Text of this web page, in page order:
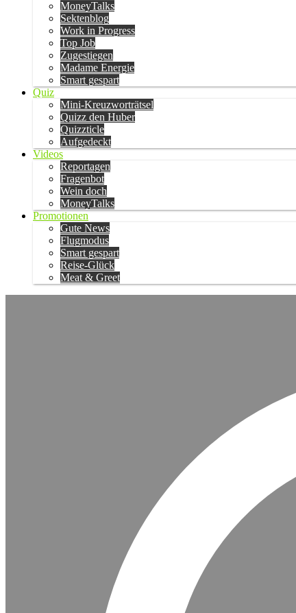
MoneyTalks
Sektenblog
Work in Progress
Top Job
Zugestiegen
Madame Energie
Smart gespart
Quiz
Mini-Kreuzworträtsel
Quizz den Huber
Quizzticle
Aufgedeckt
Videos
Reportagen
Fragenbot
Wein doch
MoneyTalks
Promotionen
Gute News
Flugmodus
Smart gespart
Reise-Glück
Meat & Greet